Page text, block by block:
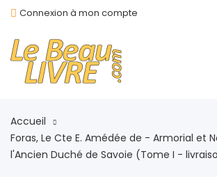
Connexion à mon compte
Accueil
Foras, Le Cte E. Amédée de - Armorial et
l'Ancien Duché de Savoie (Tome I -